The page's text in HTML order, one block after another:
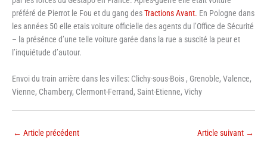
préféré de Pierrot le Fou et du gang desTractions Avant. En Pologne dans
les années 50 elle etais voiture officielle des agents du l’Office de Sécurité
– la présénce d’une telle voiture garée dans la rue a suscité la peur et
l’inquiétude d’autour.
Envoi du train arrière dans les villes: Clichy-sous-Bois , Grenoble, Valence,
Vienne, Chambery, Clermont-Ferrand, Saint-Etienne, Vichy
← Article précédent Article suivant →